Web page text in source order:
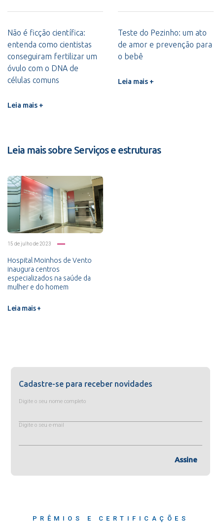
Não é ficção científica:
entenda como cientistas
conseguiram fertilizar um
óvulo com o DNA de
células comuns
Leia mais +
Teste do Pezinho: um ato
de amor e prevenção para
o bebê
Leia mais +
Leia mais sobre Serviços e estruturas
15 de julho de 2023
Hospital Moinhos de Vento
inaugura centros
especializados na saúde da
mulher e do homem
Leia mais +
Cadastre-se para receber novidades
Digite o seu nome completo
Digite o seu e-mail
Assine
PRÊMIOS E CERTIFICAÇÕES